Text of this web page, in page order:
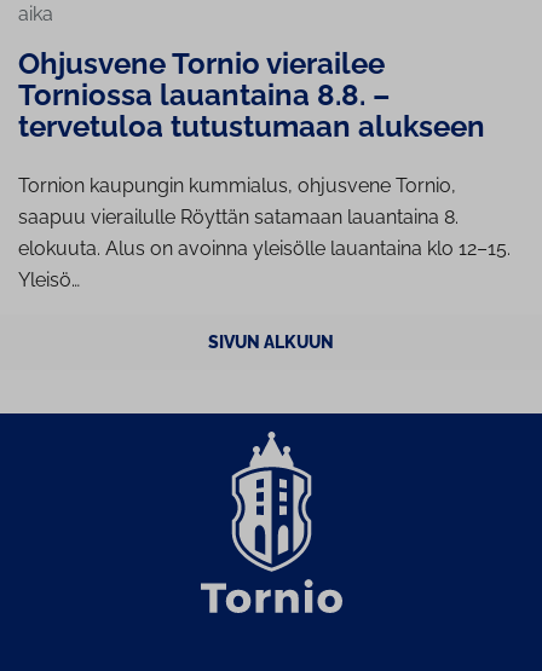
aika
Ohjusvene Tornio vierailee
Torniossa lauantaina 8.8. –
tervetuloa tutustumaan alukseen
Tornion kaupungin kummialus, ohjusvene Tornio,
saapuu vierailulle Röyttän satamaan lauantaina 8.
elokuuta. Alus on avoinna yleisölle lauantaina klo 12–15.
Yleisö…
SIVUN ALKUUN